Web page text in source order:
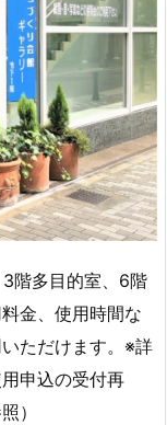
階多目的室、6階
金、使用時間な
ただけます。※詳
申込の受付再
）